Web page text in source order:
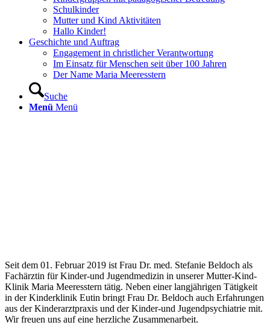
Schulkinder
Mutter und Kind Aktivitäten
Hallo Kinder!
Geschichte und Auftrag
Engagement in christlicher Verantwortung
Im Einsatz für Menschen seit über 100 Jahren
Der Name Maria Meeresstern
Suche
Menü Menü
Seit dem 01. Februar 2019 ist Frau Dr. med. Stefanie Beldoch als
Fachärztin für Kinder-und Jugendmedizin in unserer Mutter-Kind-
Klinik Maria Meeresstern tätig. Neben einer langjährigen Tätigkeit
in der Kinderklinik Eutin bringt Frau Dr. Beldoch auch Erfahrungen
aus der Kinderarztpraxis und der Kinder-und Jugendpsychiatrie mit.
Wir freuen uns auf eine herzliche Zusammenarbeit.